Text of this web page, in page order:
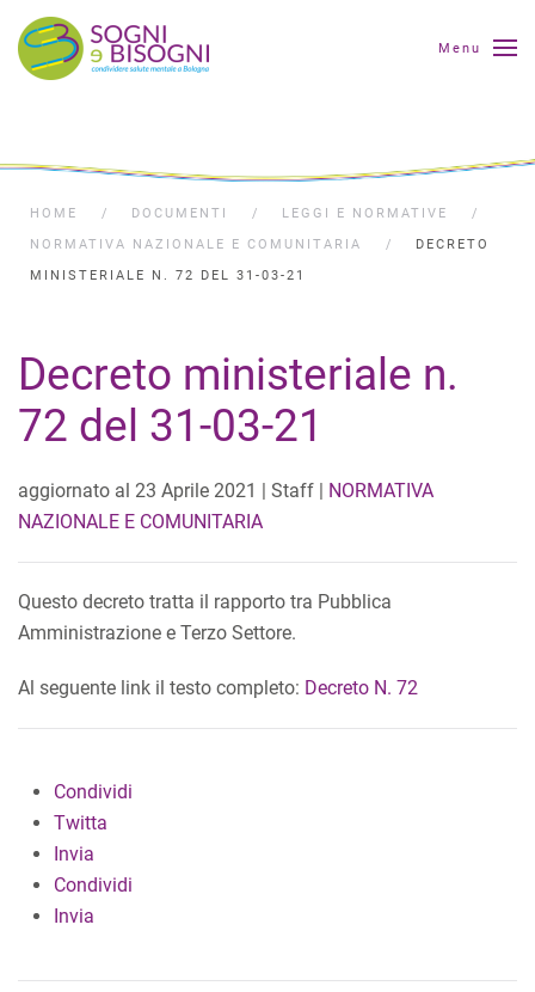
Menu
HOME DOCUMENTI
LEGGI E NORMATIVE
NORMATIVA NAZIONALE E COMUNITARIA
DECRETO
MINISTERIALE N. 72 DEL 31-03-21
Decreto ministeriale n.
72 del 31-03-21
aggiornato al 23 Aprile 2021 | Staff | NORMATIVA
NAZIONALE E COMUNITARIA
Questo decreto tratta il rapporto tra Pubblica
Amministrazione e Terzo Settore.
Al seguente link il testo completo: Decreto N. 72
Condividi
Twitta
Invia
Condividi
Invia